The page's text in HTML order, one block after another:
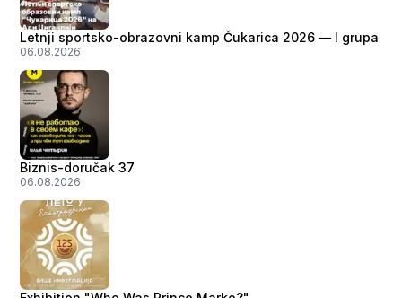
Letnji sportsko-obrazovni kamp Čukarica 2026 — I grupa
06.08.2026
Biznis-doručak 37
06.08.2026